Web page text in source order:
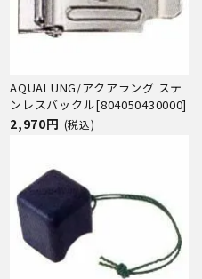
AQUALUNG/アクアラング ステ
ンレスバックル[804050430000]
2,970円 (税込)